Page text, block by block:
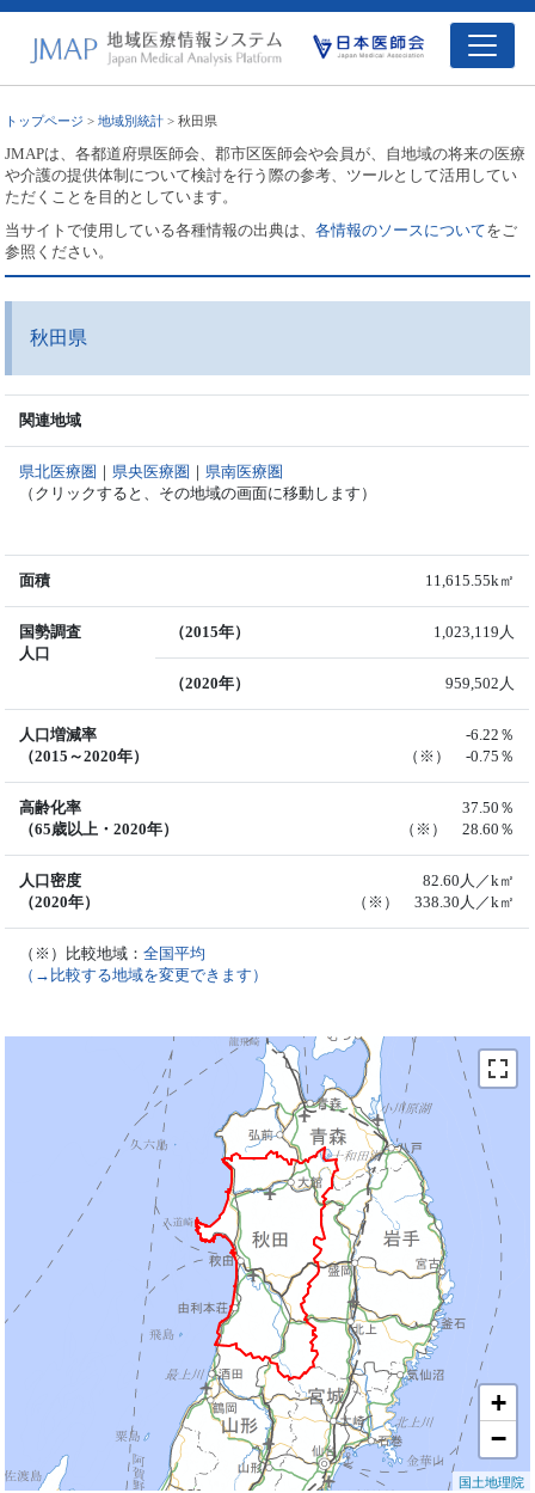
トップページ >地域別統計 > 秋田県
JMAPは、各都道府県医師会、郡市区医師会や会員が、自地域の将来の医療
や介護の提供体制について検討を行う際の参考、ツールとして活用してい
ただくことを目的としています。
当サイトで使用している各種情報の出典は、各情報のソースについてをご
参照ください。
秋田県
関連地域
県北医療圏 ｜ 県央医療圏 ｜ 県南医療圏
（クリックすると、その地域の画面に移動します）
面積 11,615.55k㎡
国勢調査
人口
（2015年） 1,023,119人
（2020年） 959,502人
人口増減率
（2015～2020年）
-6.22％
（※） -0.75％
高齢化率
（65歳以上・2020年）
37.50％
（※） 28.60％
人口密度
（2020年）
82.60人／k㎡
（※） 338.30人／k㎡
（※）比較地域：全国平均
（→比較する地域を変更できます）
+
−
国土地理院